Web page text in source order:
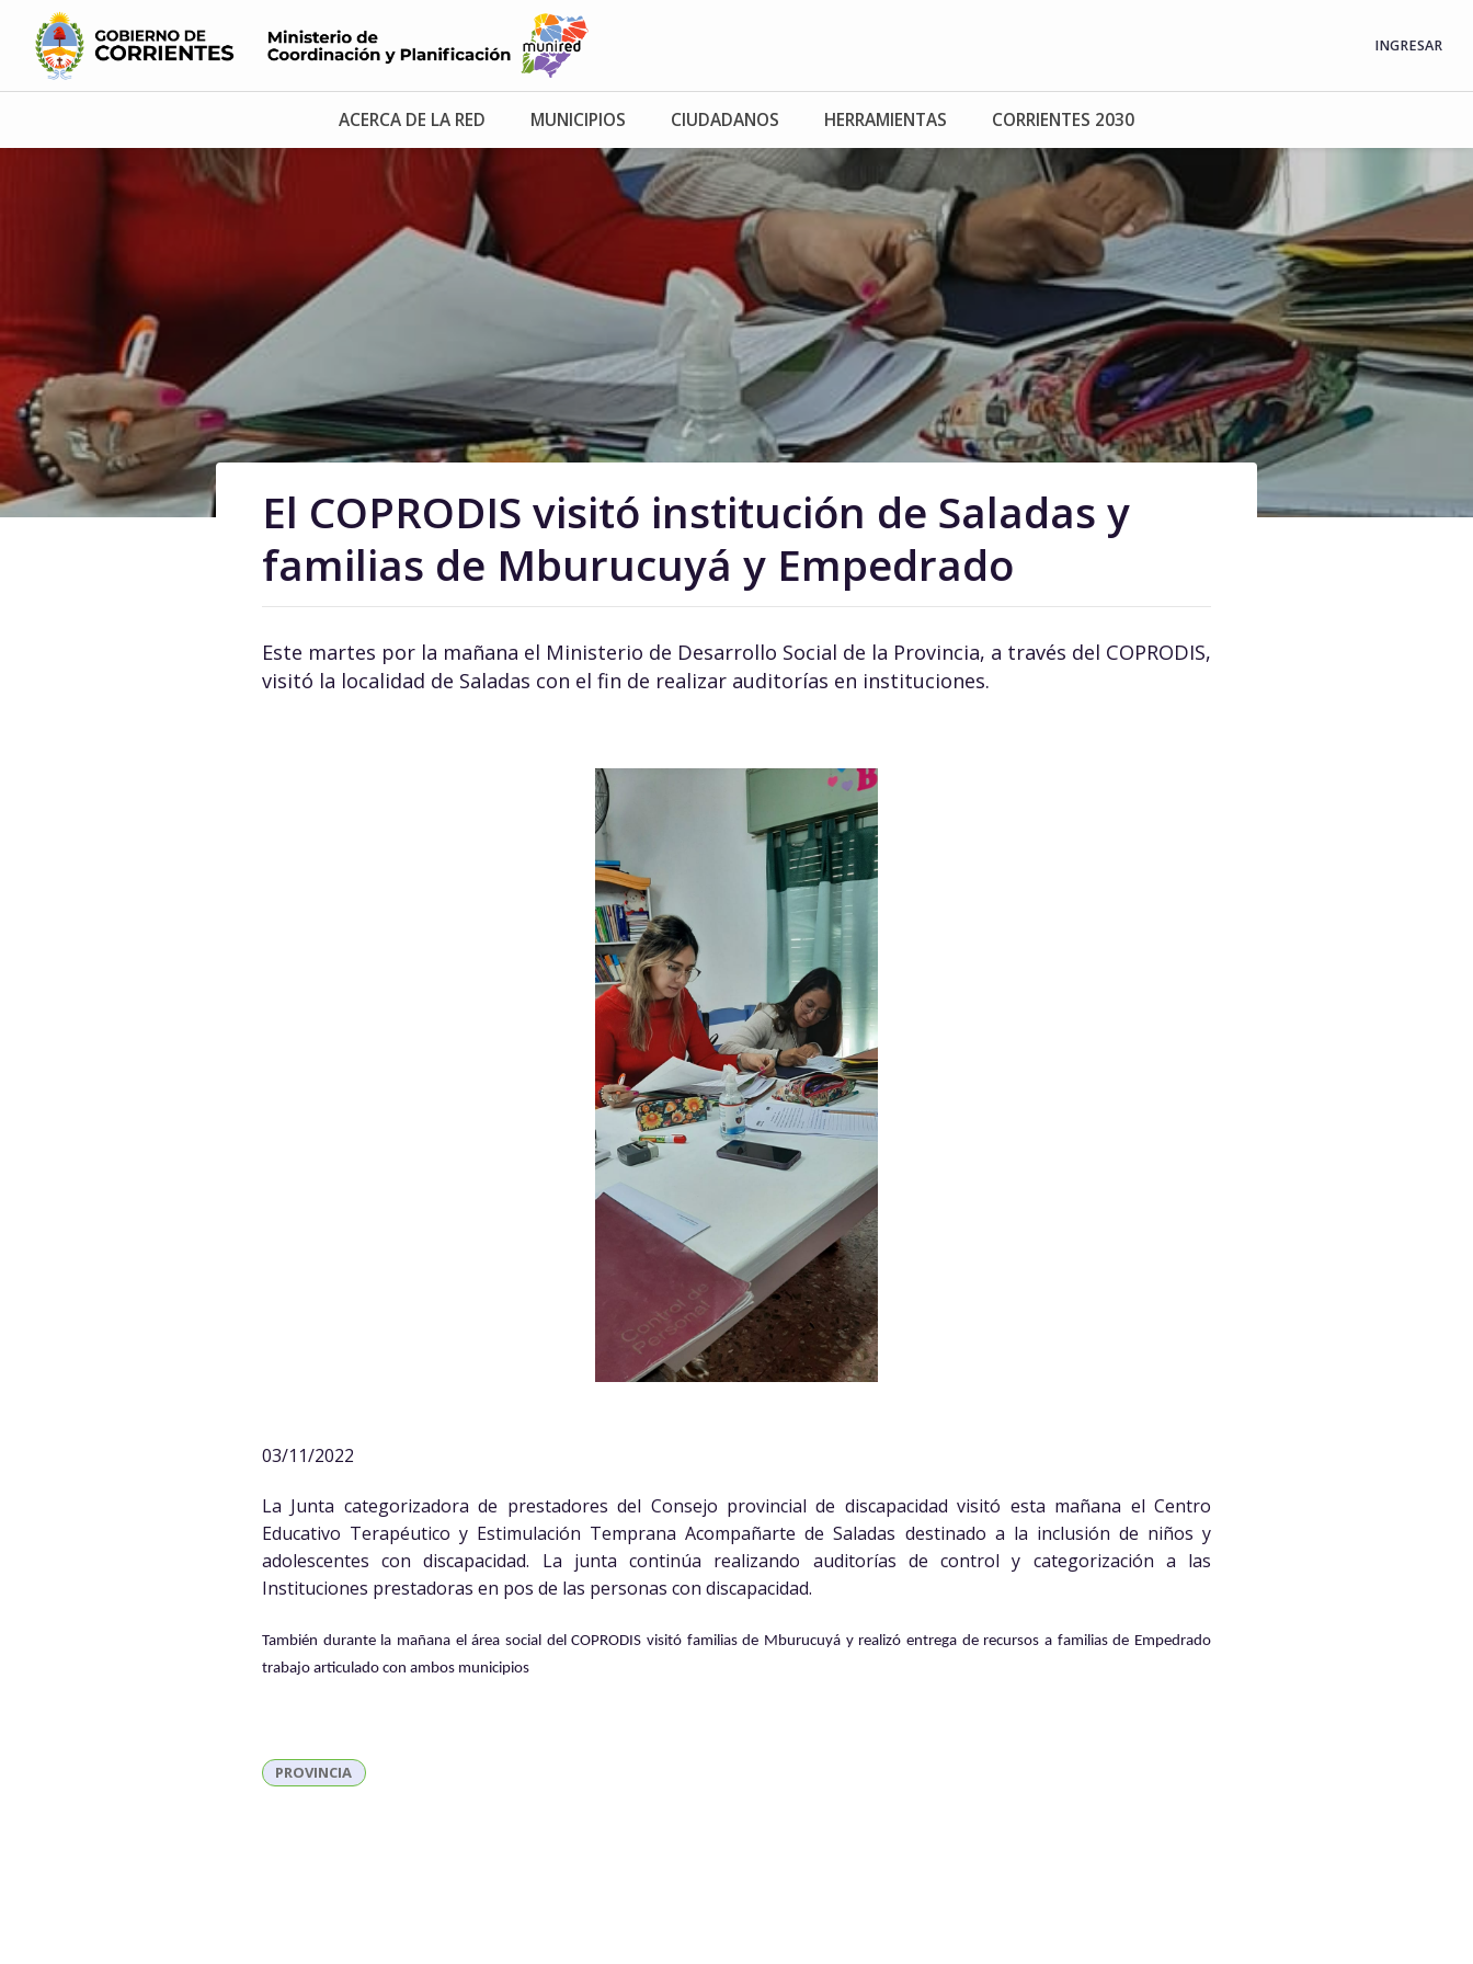
INGRESAR
ACERCA DE LA RED MUNICIPIOS CIUDADANOS HERRAMIENTAS CORRIENTES 2030
El COPRODIS visitó institución de Saladas y
familias de Mburucuyá y Empedrado
Este martes por la mañana el Ministerio de Desarrollo Social de la Provincia, a través del COPRODIS,
visitó la localidad de Saladas con el fin de realizar auditorías en instituciones.
03/11/2022
La Junta categorizadora de prestadores del Consejo provincial de discapacidad visitó esta mañana el Centro
Educativo Terapéutico y Estimulación Temprana Acompañarte de Saladas destinado a la inclusión de niños y
adolescentes con discapacidad. La junta continúa realizando auditorías de control y categorización a las
Instituciones prestadoras en pos de las personas con discapacidad.
También durante la mañana el área social del COPRODIS visitó familias de Mburucuyá y realizó entrega de recursos a familias de Empedrado
trabajo articulado con ambos municipios
PROVINCIA